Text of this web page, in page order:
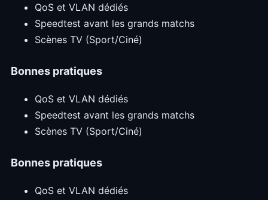
QoS et VLAN dédiés
Speedtest avant les grands matchs
Scènes TV (Sport/Ciné)
Bonnes pratiques
QoS et VLAN dédiés
Speedtest avant les grands matchs
Scènes TV (Sport/Ciné)
Bonnes pratiques
QoS et VLAN dédiés